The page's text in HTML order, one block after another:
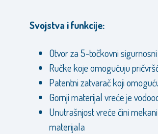
Svojstva i funkcije:
Otvor za 5-točkovni
Ručke koje omogućuju
Patentni zatvarač koji
Gornji materijal vreće je
Unutrašnjost vreće čini
materijala